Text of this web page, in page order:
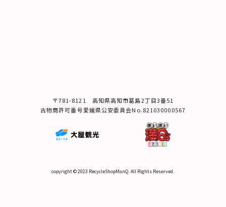
〒781-8121 ⾼知県⾼知市葛島2丁⽬3番51
古物商許可番号愛媛県公安委員会No.821030000567
copyright © 2023 RecycleShopManQ. All Rights Reserved.